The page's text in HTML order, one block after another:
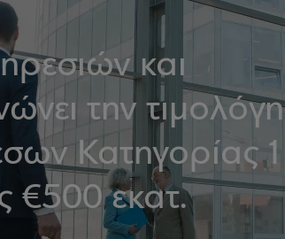
και
την
Κατηγορίας 1
€500 εκατ.